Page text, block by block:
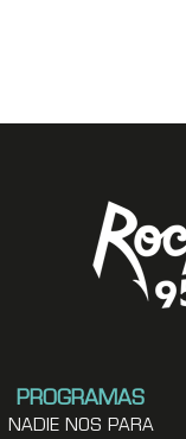
PROGRAMAS
NADIE NOS PARA